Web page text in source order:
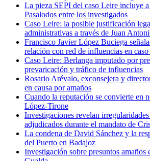
La pieza SEPI del caso Leire incluye
Pasalodos entre los investigados
Caso Leire: la posible justificación
administrativas a través de Juan
Francisco Javier López Buciega
relación con red de influencias en
Caso Leire: Berlanga imputado por
prevaricación y tráfico de influencias
Rosario Arévalo, exconsejera y
en causa por amaños
Cuando la reputación se convierte en
López-Tirone
Investigaciones revelan
adjudicados durante el mandato de
La condena de David Sánchez y la
del Puerto en Badajoz
Investigación sobre presuntos amaños